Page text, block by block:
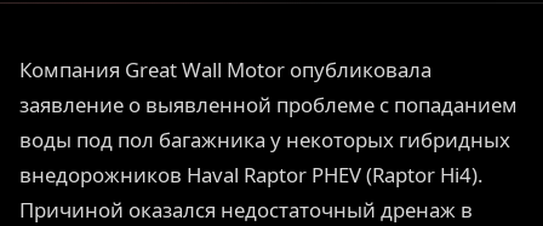
Компания Great Wall Motor опубликовала
заявление о выявленной проблеме с попаданием
воды под пол багажника у некоторых гибридных
внедорожников Haval Raptor PHEV (Raptor Hi4).
Причиной оказался недостаточный дренаж в